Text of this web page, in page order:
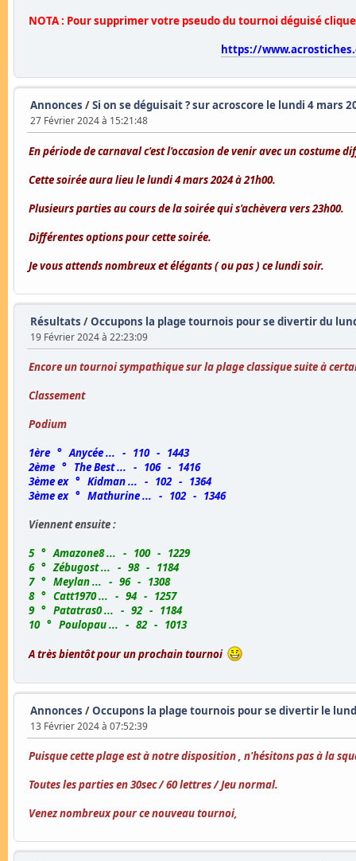
NOTA : Pour supprimer votre pseudo du tournoi déguisé
https://
Annonces /Si on se déguisait ? sur acroscore le lundi 4 mars
27 Février 2024 à 15:21:48
En période de carnaval c'est l'occasion de venir avec un costume
Cette soirée aura lieu le lundi 4 mars 2024 à 21h00.
Plusieurs parties au cours de la soirée qui s'achèvera vers 23h00.
Différentes options pour cette soirée.
Je vous attends nombreux et élégants ( ou pas ) ce lundi soir.
Résultats /Occupons la plage tournois pour se divertir du
19 Février 2024 à 22:23:09
Encore un tournoi sympathique sur la plage classique suite à
Classement
Podium
1ère ° Anycée ... - 110 - 1443
2ème ° The Best ... - 106 - 1416
3ème ex ° Kidman ... - 102 - 1364
3ème ex ° Mathurine ... - 102 - 1346
Viennent ensuite :
5 ° Amazone8 ... - 100 - 1229
6 ° Zébugost ... - 98 - 1184
7 ° Meylan ... - 96 - 1308
8 ° Catt1970 ... - 94 - 1257
9 ° Patatras0 ... - 92 - 1184
10 ° Poulopau ... - 82 - 1013
A très bientôt pour un prochain tournoi
Annonces /Occupons la plage tournois pour se divertir le
13 Février 2024 à 07:52:39
Puisque cette plage est à notre disposition , n'hésitons pas à la
Toutes les parties en 30sec / 60 lettres / Jeu normal.
Venez nombreux pour ce nouveau tournoi,